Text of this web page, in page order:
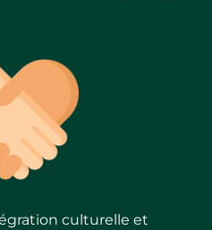
culturelle et